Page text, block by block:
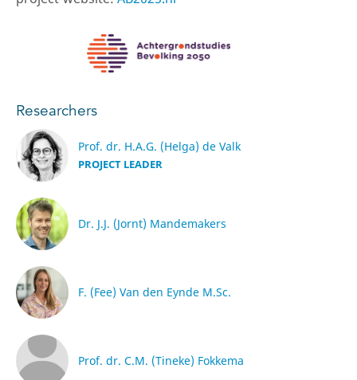
Researchers
Prof. dr. H.A.G. (Helga) de Valk
PROJECT LEADER
Dr. J.J. (Jornt) Mandemakers
F. (Fee) Van den Eynde M.Sc.
Prof. dr. C.M. (Tineke) Fokkema